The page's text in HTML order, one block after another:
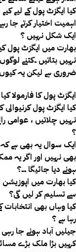
کیا ایگزٹ پول کے لیے
اہمیت اختیار کرتے جا
ایک شکل نہیں ؟
بھارت میں ایگزٹ پول
نہیں بتاتیں ۔کتنے
ضروری ہے لیکن یہ کیوں
ایگزٹ پول کا فارمولا
کیا ایگزٹ پول
نہیں چلاتیں ، عوامی
؟
ایک سوال یہ بھی ہے کہ
بھی نہیں اور اگر یہ
ہونے دیا جائیگا ۔۔؟
کیا بھارت میں اپوزیشن
سے تسلیم کر لیں گی؟
کیا وہاں بھی
رہا ہے ؟
جیلیں آباد ہونے جا
کہیں بڑا ملک بڑے